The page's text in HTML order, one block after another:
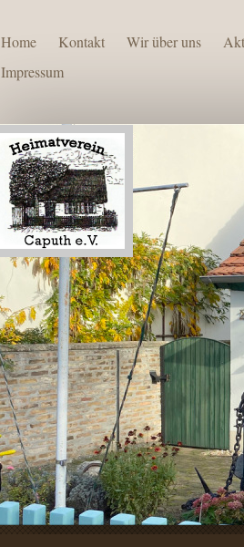
Home Kontakt Wir über uns
Impressum